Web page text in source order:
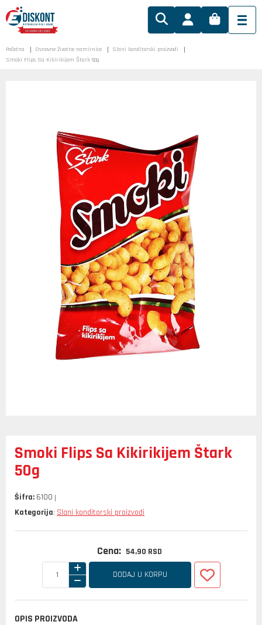
Početna Osnovne životne namirnice
Slani konditorski proizvodi
Smoki Flips Sa Kikirikijem Štark 50g
Smoki Flips Sa Kikirikijem Štark
50g
Šifra: 6100
Kategorija: Slani konditorski proizvodi
Cena: 54,90 RSD
DODAJ U KORPU
OPIS PROIZVODA